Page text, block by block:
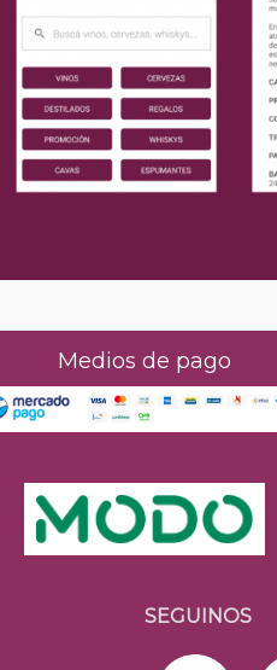
Medios de pago
SEGUINOS